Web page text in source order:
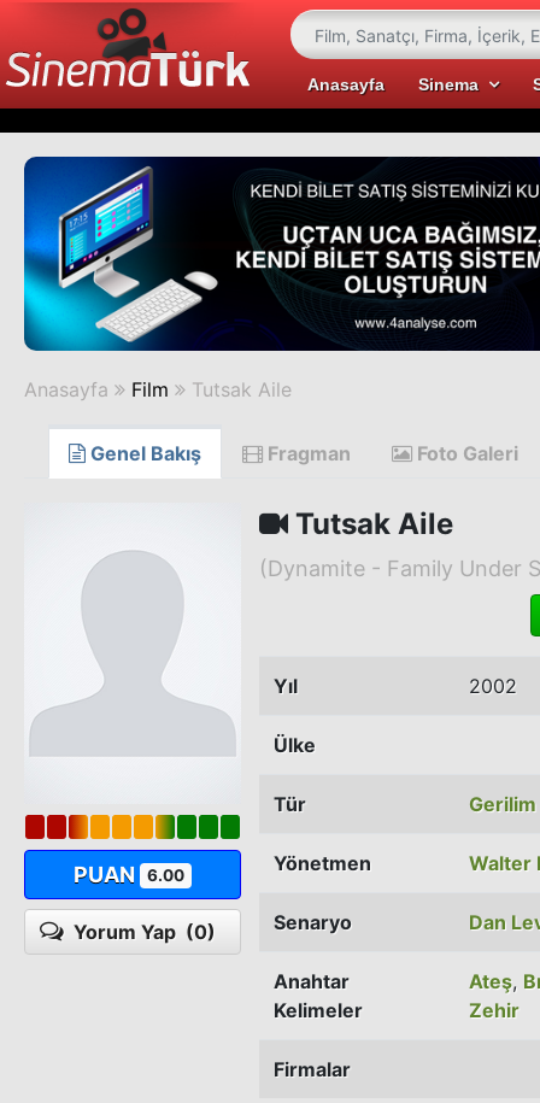
Anasayfa Sinema
Anasayfa Film Tutsak Aile
Genel Bakış Fragman Foto Galeri
PUAN 6.00
Yorum Yap (0)
Tutsak Aile
(Dynamite - Family Under
Yıl 2002
Ülke
Tür Gerilim
Yönetmen Walter
Senaryo Dan
Anahtar
Kelimeler
Ateş,
Zehir
Firmalar